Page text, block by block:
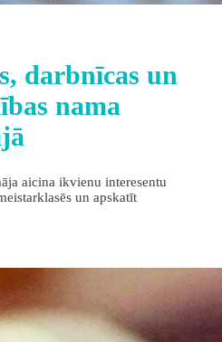
darbnīcas un
nama
aicina ikvienu interesentu
un apskatīt